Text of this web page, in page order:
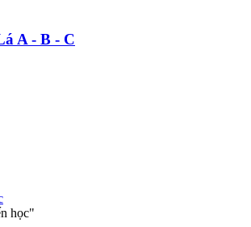
A - B - C
học"